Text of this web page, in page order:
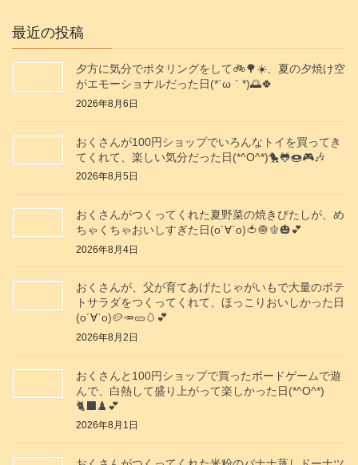
最近の投稿
夕方に気分でポタリングをして🚲️🌳☀️、夏の夕焼け空
がエモーショナルだった日(⁠*⁠´⁠ω⁠｀⁠*⁠)🌅🍀
2026年8月6日
おくさんが100円ショップでいろんなトイを買ってき
てくれて、楽しい気分だった日(*^O^*)🐤🐸🍩🎮️🎶
2026年8月5日
おくさんがつくってくれた夏野菜の焼きびたしが、め
ちゃくちゃおいしすぎた日(о´∀`о)🍅🧅🫑🎃💕
2026年8月4日
おくさんが、父が育てあげたじゃがいもで大量のポテ
トサラダをつくってくれて、ほっこりおいしかった日
(о´∀`о)🥔🥕🥒🥚💕
2026年8月2日
おくさんと100円ショップで買ったボードゲームで遊
んで、白熱して盛り上がって楽しかった日(*^O^*)
🐈‍⬛♟️💕
2026年8月1日